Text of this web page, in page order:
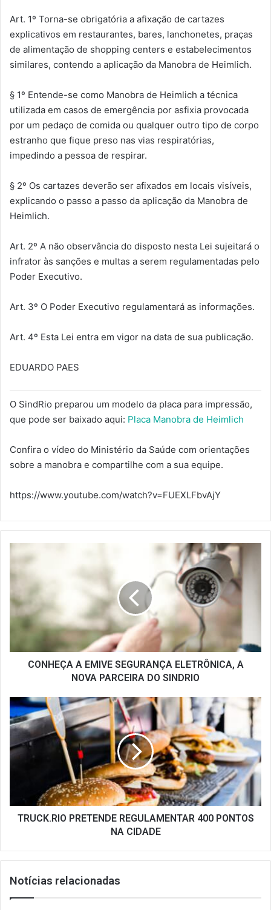
Art. 1º Torna-se obrigatória a afixação de cartazes
explicativos em restaurantes, bares, lanchonetes, praças
de alimentação de shopping centers e estabelecimentos
similares, contendo a aplicação da Manobra de Heimlich.
§ 1º Entende-se como Manobra de Heimlich a técnica
utilizada em casos de emergência por asfixia provocada
por um pedaço de comida ou qualquer outro tipo de corpo
estranho que fique preso nas vias respiratórias,
impedindo a pessoa de respirar.
§ 2º Os cartazes deverão ser afixados em locais visíveis,
explicando o passo a passo da aplicação da Manobra de
Heimlich.
Art. 2º A não observância do disposto nesta Lei sujeitará o
infrator às sanções e multas a serem regulamentadas pelo
Poder Executivo.
Art. 3º O Poder Executivo regulamentará as informações.
Art. 4º Esta Lei entra em vigor na data de sua publicação.
EDUARDO PAES
O SindRio preparou um modelo da placa para impressão,
que pode ser baixado aqui: Placa Manobra de Heimlich
Confira o vídeo do Ministério da Saúde com orientações
sobre a manobra e compartilhe com a sua equipe.
https://www.youtube.com/watch?v=FUEXLFbvAjY
CONHEÇA
EMIVE
ELETRÔNICA,
NOVA
DO
SINDRIOCONHEÇA A EMIVE SEGURANÇA ELETRÔNICA, A
NOVA PARCEIRA DO SINDRIO
TRUCK.RIO
PRETENDE
REGULAMENTAR
PONTOS
TRUCK.RIO PRETENDE REGULAMENTAR 400 PONTOS
NA CIDADE
Notícias relacionadas